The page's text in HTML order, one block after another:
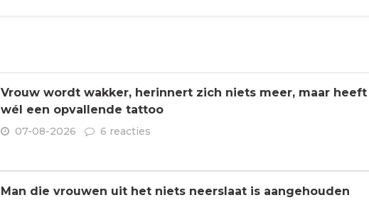
Vrouw wordt wakker, herinnert zich niets meer, maar heeft
wél een opvallende tattoo
07-08-2026 6 reacties
Man die vrouwen uit het niets neerslaat is aangehouden